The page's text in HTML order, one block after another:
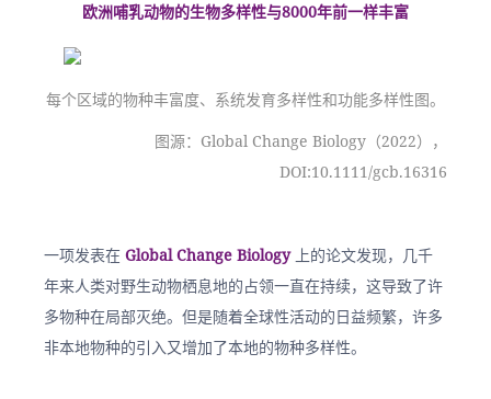
欧洲哺乳动物的生物多样性与8000年前一样丰富
每个区域的物种丰富度、系统发育多样性和功能多样性图。
图源：Global Change Biology（2022），
DOI:10.1111/gcb.16316
一项发表在 Global Change Biology 上的论文发现，几千
年来人类对野生动物栖息地的占领一直在持续，这导致了许
多物种在局部灭绝。但是随着全球性活动的日益频繁，许多
非本地物种的引入又增加了本地的物种多样性。